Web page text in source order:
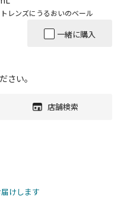
レンズにうるおいのベール
一緒に購入
さい。
店舗検索
けします